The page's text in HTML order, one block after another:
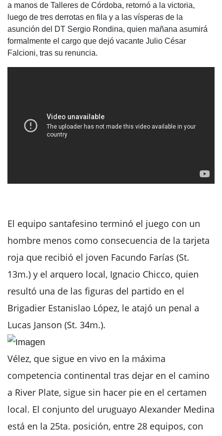
a manos de Talleres de Córdoba, retornó a la victoria,
luego de tres derrotas en fila y a las vísperas de la
asunción del DT Sergio Rondina, quien mañana asumirá
formalmente el cargo que dejó vacante Julio César
Falcioni, tras su renuncia.
El equipo santafesino terminó el juego con un
hombre menos como consecuencia de la tarjeta
roja que recibió el joven Facundo Farías (St.
13m.) y el arquero local, Ignacio Chicco, quien
resultó una de las figuras del partido en el
Brigadier Estanislao López, le atajó un penal a
Lucas Janson (St. 34m.).
Vélez, que sigue en vivo en la máxima
competencia continental tras dejar en el camino
a River Plate, sigue sin hacer pie en el certamen
local. El conjunto del uruguayo Alexander Medina
está en la 25ta. posición, entre 28 equipos, con